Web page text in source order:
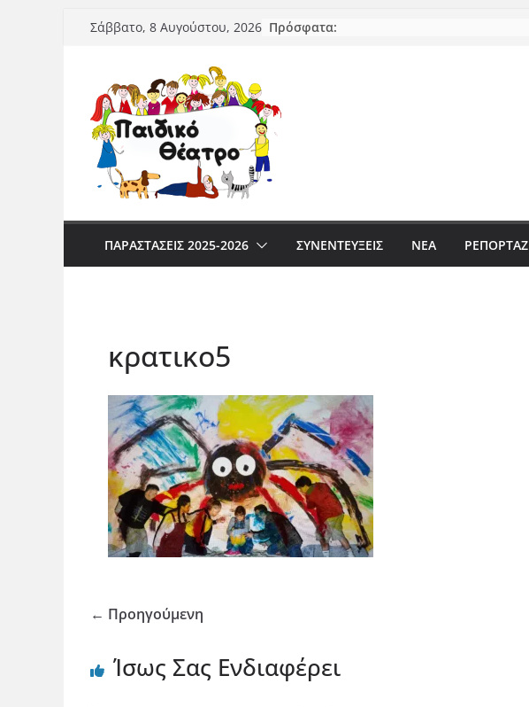
Μετάβαση
Σάββατο, 8 Αυγούστου, 2026 Πρόσφατα:
ΠΑΡΑΣΤΆΣΕΙΣ 2025-2026 ΣΥΝΕΝΤΕΥΞΕΙΣ ΝΈΑ ΡΕΠΟΡΤΆΖ
κρατικο5
← Προηγούμενη
Ίσως Σας Ενδιαφέρει